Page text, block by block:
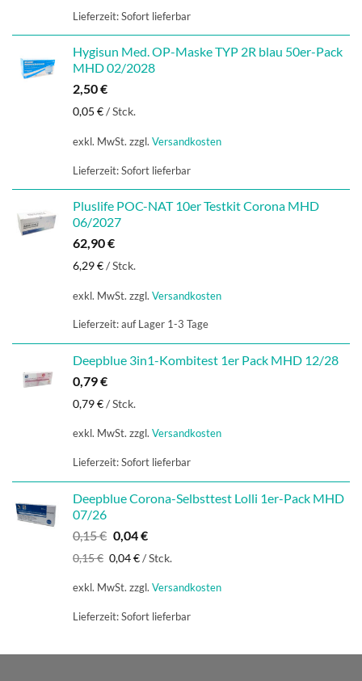
Lieferzeit:Sofort lieferbar
Hygisun Med. OP-Maske TYP 2R blau 50er-Pack
MHD 02/2028
2,50€
0,05 €/Stck.
exkl. MwSt. zzgl. Versandkosten
Lieferzeit:Sofort lieferbar
Pluslife POC-NAT 10er Testkit Corona MHD
06/2027
62,90€
6,29€/Stck.
exkl. MwSt. zzgl. Versandkosten
Lieferzeit:auf Lager 1-3 Tage
Deepblue 3in1-Kombitest 1er Pack MHD 12/28
0,79€
0,79€/Stck.
exkl. MwSt. zzgl. Versandkosten
Lieferzeit:Sofort lieferbar
Deepblue Corona-Selbsttest Lolli 1er-Pack MHD
07/26
0,15€ Ursprünglicher
Preis
war:
0,15 €
0,04€Aktueller
Preis
0,04 €.
0,15€ 0,04€/Stck.
exkl. MwSt. zzgl. Versandkosten
Lieferzeit:Sofort lieferbar